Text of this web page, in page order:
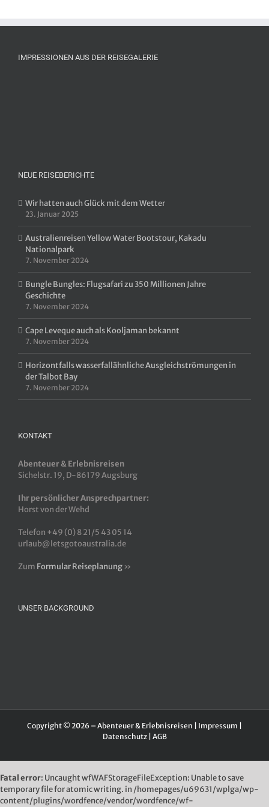
IMPRESSIONEN AUS DER REISEGALERIE
NEUE REISEBERICHTE
Wir hatten auch Glück mit dem Wetter
23. Januar 2025
Australienreisen Yellow Water Bootstour, Kakadu
Nationalpark
7. November 2024
Bungle Bungles: Flugsafari zu 350 Millionen Jahre
Geschichte
7. November 2024
Cape Leveque auch als Kooljaman bekannt
7. November 2024
Horizontfalls wasserfallähnliche Ausgleichströmungen in
der Talbot Bay
7. November 2024
KONTAKT
Abenteuer & Erlebnisreisen
Sichelstr. 19, D-86179 Augsburg
Ihr persönlicher Ansprechpartner:
Horst von der Wehd
Telefon +49 (0) 8 21/5 43 05 14
urlaub@letsgotoaustralia.de
Zum Formular Reiseplanung »
UNSER BACKGROUND
Copyright © 2026 – Abenteuer & Erlebnisreisen | Impressum
Datenschutz| AGB
Fatal error: Uncaught wfWAFStorageFileException: Unable to save
temporary file for atomic writing. in /homepages/u69631/wplga/wp-
content/plugins/wordfence/vendor/wordfence/wf-